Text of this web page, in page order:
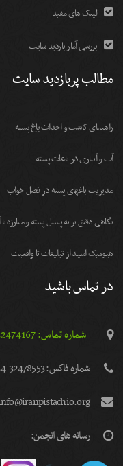
لینک های مفید
بررسی آمار بازدید سایت
مطالب پربازدید سایت
راهنمای کاشت و احداث باغ پسته
آب و آبیاری در باغات پسته
مديريت باغهای پسته در فصل خواب
نگاهی دقیق تر به پسیل پسته و مبارزه
هیومیک اسید از تبلیغات تا واقعیت
در تماس باشید
شماره تماس: 32474167-034
شماره فاكس: 32478553-034
رسانه های انجمن: